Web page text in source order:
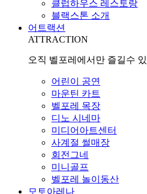
클럽하우스 레스토랑
블랙스톤 소개
어트랙션
ATTRACTION
오직 벨포레에서만 즐길수
어린이 공연
마운틴 카트
벨포레 목장
디노 시네마
미디어아트센터
사계절 썰매장
회전그네
미니골프
벨포레 놀이동산
모토아레나